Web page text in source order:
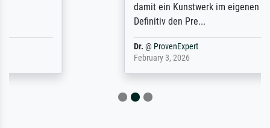
damit ein Kunstwerk im eigenen Sinne.